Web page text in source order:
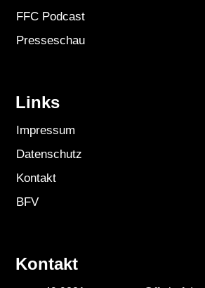
FFC Podcast
Presseschau
Links
Impressum
Datenschutz
Kontakt
BFV
Kontakt